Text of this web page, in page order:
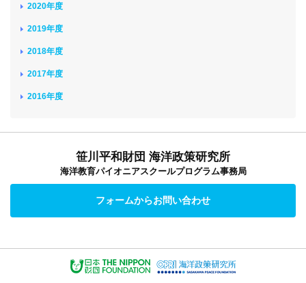
2020年度
2019年度
2018年度
2017年度
2016年度
笹川平和財団 海洋政策研究所
海洋教育パイオニアスクールプログラム事務局
フォームからお問い合わせ